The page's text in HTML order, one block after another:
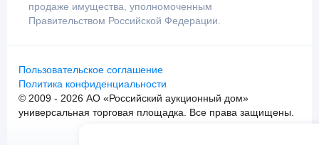
продаже имущества, уполномоченным
Правительством Российской Федерации.
Пользовательское соглашение
Политика конфиденциальности
© 2009 - 2026 АО «Российский аукционный дом»
универсальная торговая площадка. Все права защищены.